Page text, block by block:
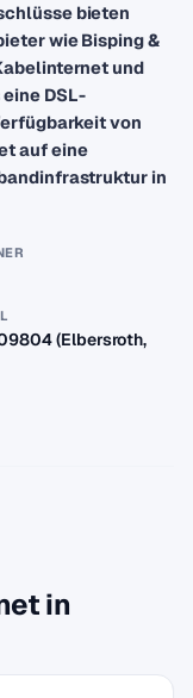
bieten
wie Bisping &
und
DSL-
von
auf eine
in
(Elbersroth,
in